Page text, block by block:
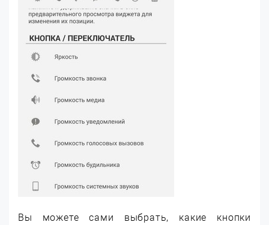
Вы можете сами выбрать, какие кнопки